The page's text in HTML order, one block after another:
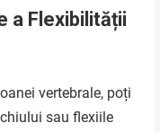
a Flexibilității
vertebrale, poți
sau flexiile